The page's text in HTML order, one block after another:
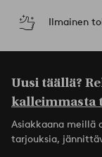
Ilmainen
Uusi täällä?
kalleimmasta
Asiakkaana meillä
tarjouksia,